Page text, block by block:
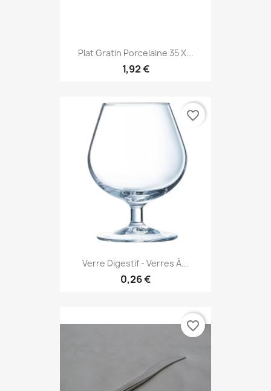
Plat Gratin Porcelaine 35 X...
1,92 €
Verre Digestif - Verres À...
0,26 €
favorite_border
favorite_border